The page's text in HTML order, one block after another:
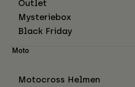
Outlet
Mysteriebox
Black Friday
Moto
Motocross Helmen